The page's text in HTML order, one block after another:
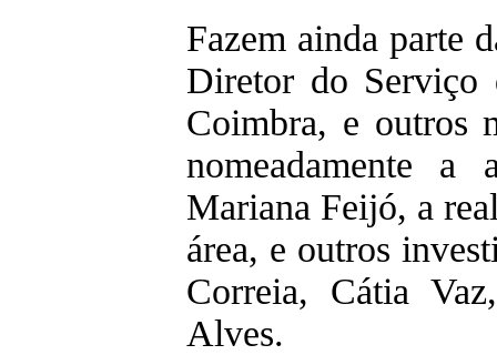
Fazem ainda parte
Diretor do
Coimbra, e outros
nomeadamente a
Mariana Feijó, a
área, e outros
Correia, Cátia
Alves.